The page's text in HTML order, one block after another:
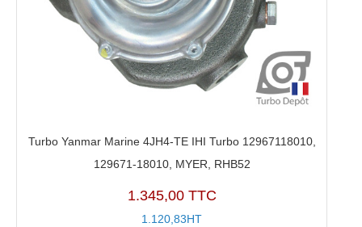
Turbo Yanmar Marine 4JH4-TE IHI Turbo 12967118010,
129671-18010, MYER, RHB52
1.345,00 TTC
1.120,83HT